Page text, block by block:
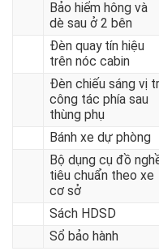
Điều hòa nhiệt độ
Radio
Bảo hiểm hông và
dè sau ở 2 bên
Đèn quay tín hiệu
trên nóc cabin
Đèn chiếu sáng vị trí
công tác phía sau
thùng phụ
Bánh xe dự phòng
Bộ dụng cụ đồ nghề
tiêu chuẩn theo xe
cơ sở